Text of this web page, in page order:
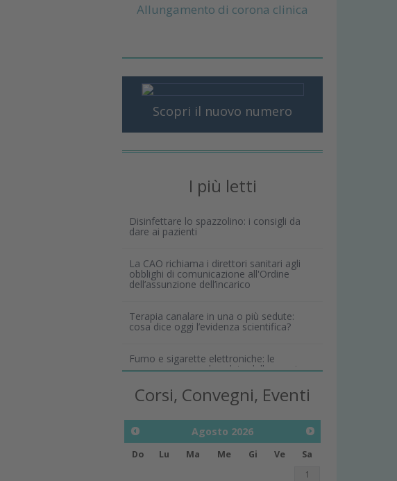
Allungamento di corona clinica
Scopri il nuovo numero
I più letti
Disinfettare lo spazzolino: i consigli da
dare ai pazienti
La CAO richiama i direttori sanitari agli
obblighi di comunicazione all'Ordine
dell’assunzione dell’incarico
Terapia canalare in una o più sedute:
cosa dice oggi l’evidenza scientifica?
Fumo e sigarette elettroniche: le
conseguenze per la salute delle gengive
Corsi, Convegni, Eventi
Agosto 2026
Do Lu Ma Me Gi Ve
Sa
1